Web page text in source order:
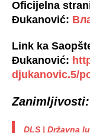
Oficijelna
Đukanović:
Link ka
Đukanović:
djukanovic.5/
Zanimljivosti:
DLS | Državna